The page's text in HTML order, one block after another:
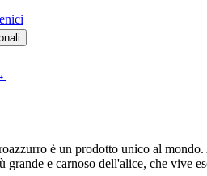
è un prodotto unico al
grande e carnoso dell'alice, che vive